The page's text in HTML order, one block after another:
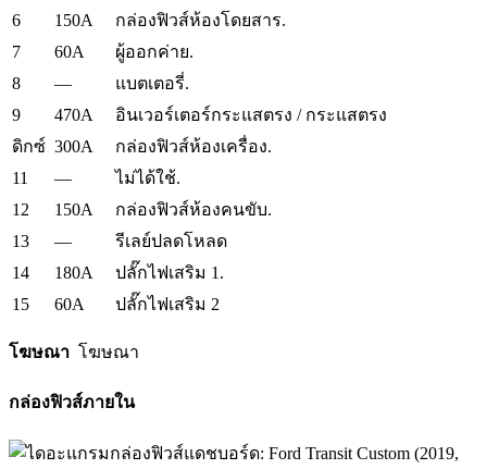
6
150A
กล่องฟิวส์ห้องโดยสาร.
7
60A
ผู้ออกค่าย.
8
—
แบตเตอรี่.
9
470A
อินเวอร์เตอร์กระแสตรง / กระแสตรง
ดิกซ์ 300A
กล่องฟิวส์ห้องเครื่อง.
11
—
ไม่ได้ใช้.
12
150A
กล่องฟิวส์ห้องคนขับ.
13
—
รีเลย์ปลดโหลด
14
180A
ปลั๊กไฟเสริม 1.
15
60A ปลั๊กไฟเสริม 2
โฆษณา โฆษณา
กล่องฟิวส์ภายใน